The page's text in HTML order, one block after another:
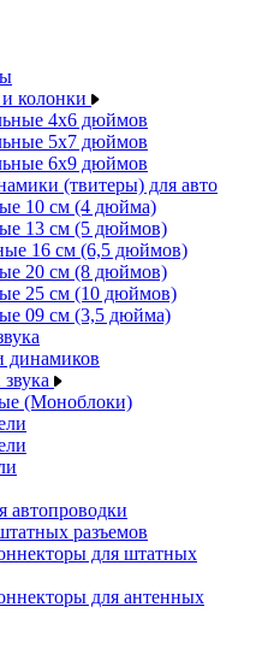
колонки
4x6 дюймов
5x7 дюймов
6x9 дюймов
(твитеры) для авто
10 см (4 дюйма)
13 см (5 дюймов)
16 см (6,5 дюймов)
20 см (8 дюймов)
25 см (10 дюймов)
09 см (3,5 дюйма)
динамиков
(Моноблоки)
автопроводки
разъемов
для штатных
для антенных